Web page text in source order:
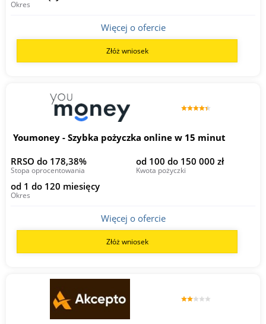
Okres
Więcej o ofercie
Złóż wniosek
Youmoney - Szybka pożyczka online w 15 minut
RRSO do 178,38%
Stopa oprocentowania
od 100 do 150 000 zł
Kwota pożyczki
od 1 do 120 miesięcy
Okres
Więcej o ofercie
Złóż wniosek